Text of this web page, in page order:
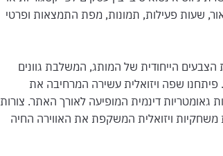
שעות פעילות, תמונות, מפת התמצאות ופרטי
הייחודית של המותג, המשלבת גוונים
פיתחנו שפה ויזואלית עשירה המרחיבה את
גאומטריות דינמית המופיעה לאורך האתר. צורות
משחקיות ויזואלית המשקפת את האווירה החיה